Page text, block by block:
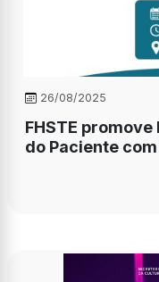
26/08/2025
FHSTE
do Paciente